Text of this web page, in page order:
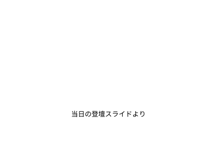
当日の登壇スライドより